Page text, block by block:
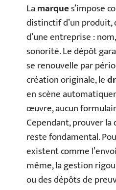
Lamarques’impose
distinctif d’un produit,
d’une entreprise :
sonorité. Le dépôt
se renouvelle par
création originale, le
en scène
œuvre, aucun
Cependant, prouver
reste fondamental.
existent comme
même, la gestion
ou des dépôts de